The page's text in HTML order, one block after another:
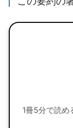
1冊5分で読